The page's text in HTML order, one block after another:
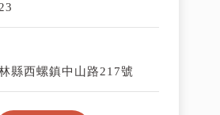
縣西螺鎮中山路217號